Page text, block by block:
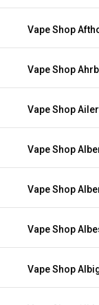
Vape Shop
Vape Shop
Vape Shop
Vape Shop
Vape Shop
Vape Shop
Vape Shop